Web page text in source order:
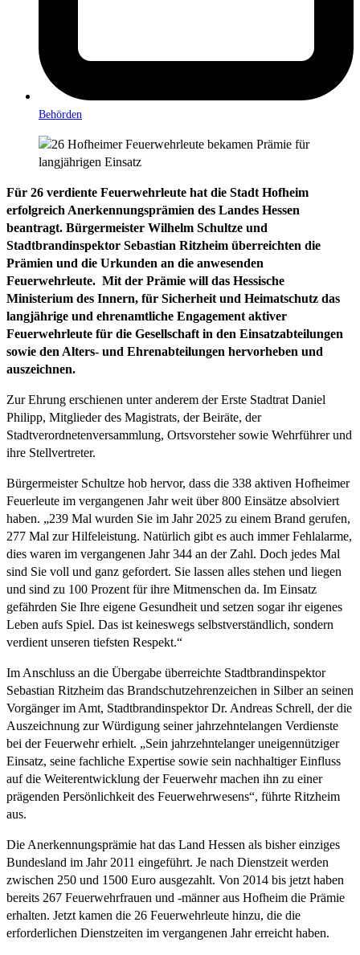
Behörden
Für 26 verdiente Feuerwehrleute hat die Stadt Hofheim
erfolgreich Anerkennungsprämien des Landes Hessen
beantragt. Bürgermeister Wilhelm Schultze und
Stadtbrandinspektor Sebastian Ritzheim überreichten die
Prämien und die Urkunden an die anwesenden
Feuerwehrleute. Mit der Prämie will das Hessische
Ministerium des Innern, für Sicherheit und Heimatschutz das
langjährige und ehrenamtliche Engagement aktiver
Feuerwehrleute für die Gesellschaft in den Einsatzabteilungen
sowie den Alters- und Ehrenabteilungen hervorheben und
auszeichnen.
Zur Ehrung erschienen unter anderem der Erste Stadtrat Daniel
Philipp, Mitglieder des Magistrats, der Beiräte, der
Stadtverordnetenversammlung, Ortsvorsteher sowie Wehrführer und
ihre Stellvertreter.
Bürgermeister Schultze hob hervor, dass die 338 aktiven Hofheimer
Feuerleute im vergangenen Jahr weit über 800 Einsätze absolviert
haben. „239 Mal wurden Sie im Jahr 2025 zu einem Brand gerufen,
277 Mal zur Hilfeleistung. Natürlich gibt es auch immer Fehlalarme,
dies waren im vergangenen Jahr 344 an der Zahl. Doch jedes Mal
sind Sie voll und ganz gefordert. Sie lassen alles stehen und liegen
und sind zu 100 Prozent für ihre Mitmenschen da. Im Einsatz
gefährden Sie Ihre eigene Gesundheit und setzen sogar ihr eigenes
Leben aufs Spiel. Das ist keineswegs selbstverständlich, sondern
verdient unseren tiefsten Respekt.“
Im Anschluss an die Übergabe überreichte Stadtbrandinspektor
Sebastian Ritzheim das Brandschutzehrenzeichen in Silber an seinen
Vorgänger im Amt, Stadtbrandinspektor Dr. Andreas Schrell, der die
Auszeichnung zur Würdigung seiner jahrzehntelangen Verdienste
bei der Feuerwehr erhielt. „Sein jahrzehntelanger uneigennütziger
Einsatz, seine fachliche Expertise sowie sein nachhaltiger Einfluss
auf die Weiterentwicklung der Feuerwehr machen ihn zu einer
prägenden Persönlichkeit des Feuerwehrwesens“, führte Ritzheim
aus.
Die Anerkennungsprämie hat das Land Hessen als bisher einziges
Bundesland im Jahr 2011 eingeführt. Je nach Dienstzeit werden
zwischen 250 und 1500 Euro ausgezahlt. Von 2014 bis jetzt haben
bereits 267 Feuerwehrfrauen und -männer aus Hofheim die Prämie
erhalten. Jetzt kamen die 26 Feuerwehrleute hinzu, die die
erforderlichen Dienstzeiten im vergangenen Jahr erreicht haben.